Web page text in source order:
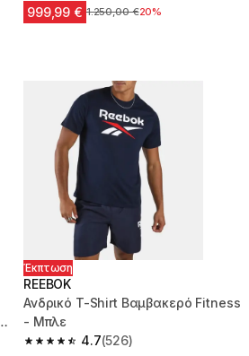
999,99 € Αρχική τιμή
1.250,00 €20%
Έκπτωση
REEBOK
Ανδρικό T-Shirt Βαμβακερό Fitness
- Μπλε
4.7
4.7 out of 5 stars from 526 reviews
(526)